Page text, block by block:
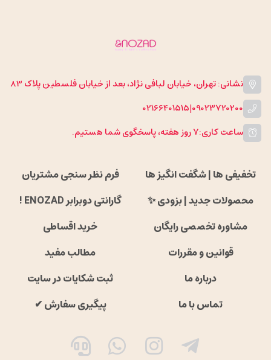
نشانی: تهران، خیابان لبافی نژاد، بعد از خیابان فلسطین پلاک 83
09023720200
|
02166401515
ساعت کاری:۷ روز هفته، پاسخگوی شما هستیم.
تخفیفی ها | شگفت انگیز ها
فرم نظر سنجی مشتریان
محصولات جدید | بزودی ✨
گارانتی دوبرابر ENOZAD !
مشاوره تخصصی رایگان
خرید اقساطی
قوانین و مقررات
مطالب مفید
درباره ما
ثبت شکایات در سایت
تماس با ما
پیگیری سفارش ✔